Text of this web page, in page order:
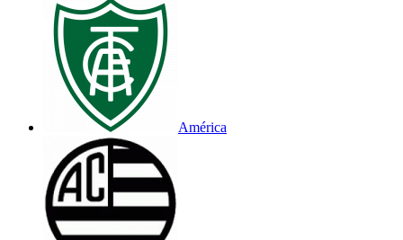
América